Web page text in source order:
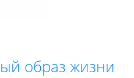
образ жизни